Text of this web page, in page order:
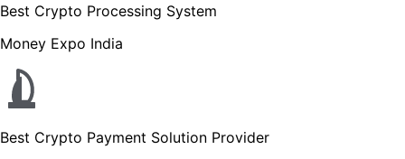
Best Crypto Processing System
Money Expo India
Best Crypto Payment Solution Provider